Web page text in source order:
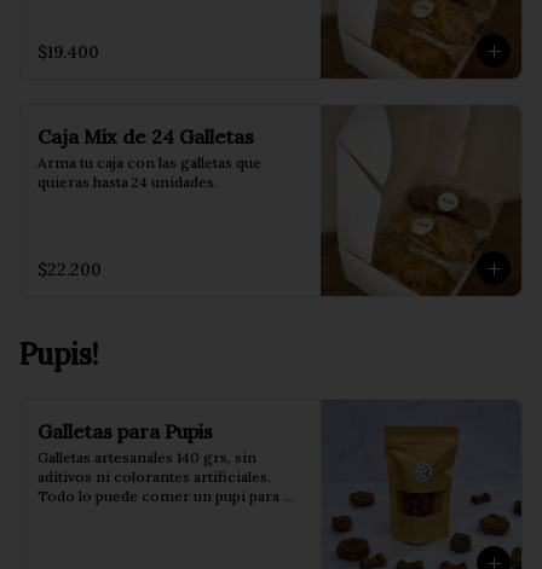
$19.400
Caja Mix de 24 Galletas
Arma tu caja con las galletas que
quieras hasta 24 unidades.
$22.200
Pupis!
Galletas para Pupis
Galletas artesanales 140 grs, sin
aditivos ni colorantes artificiales.
Todo lo puede comer un pupi para